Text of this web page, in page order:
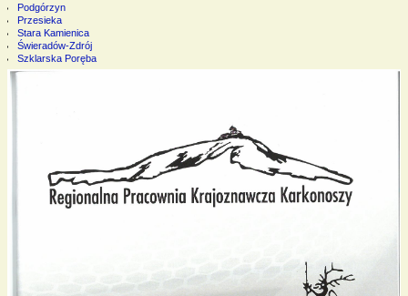
Podgórzyn
Przesieka
Stara Kamienica
Świeradów-Zdrój
Szklarska Poręba